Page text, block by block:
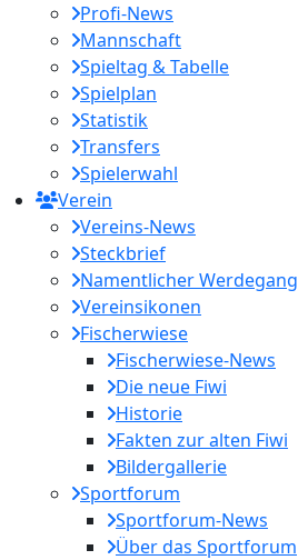
Profi-News
Mannschaft
Spieltag & Tabelle
Spielplan
Statistik
Transfers
Spielerwahl
Verein
Vereins-News
Steckbrief
Namentlicher Werdegang
Vereinsikonen
Fischerwiese
Fischerwiese-News
Die neue Fiwi
Historie
Fakten zur alten Fiwi
Bildergallerie
Sportforum
Sportforum-News
Über das Sportforum